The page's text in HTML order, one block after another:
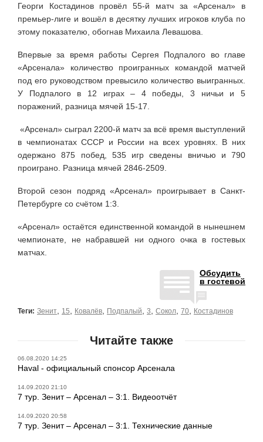
Георги Костадинов провёл 55-й матч за «Арсенал» в
премьер-лиге и вошёл в десятку лучших игроков клуба по
этому показателю, обогнав Михаила Левашова.
Впервые за время работы Сергея Подпалого во главе
«Арсенала» количество проигранных командой матчей
под его руководством превысило количество выигранных.
У Подпалого в 12 играх – 4 победы, 3 ничьи и 5
поражений, разница мячей 15-17.
«Арсенал» сыграл 2200-й матч за всё время выступлений
в чемпионатах СССР и России на всех уровнях. В них
одержано 875 побед, 535 игр сведены вничью и 790
проиграно. Разница мячей 2846-2509.
Второй сезон подряд «Арсенал» проигрывает в Санкт-
Петербурге со счётом 1:3.
«Арсенал» остаётся единственной командой в нынешнем
чемпионате, не набравшей ни одного очка в гостевых
матчах.
Обсудить
в гостевой
Теги: Зенит 15 Ковалёв Подпалый 3 Сокол 70 Костадинов
Читайте также
06.08.2020 14:25
Haval - официальный спонсор Арсенала
14.09.2020 21:10
7 тур. Зенит – Арсенал – 3:1. Видеоотчёт
14.09.2020 20:58
7 тур. Зенит – Арсенал – 3:1. Технические данные